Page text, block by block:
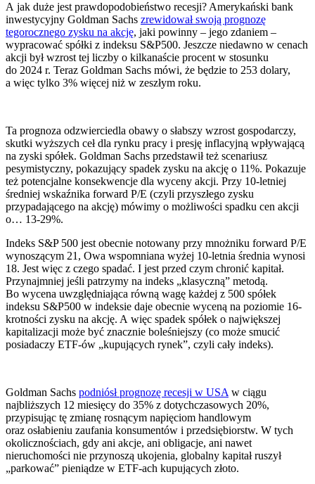
A jak duże jest prawdopodobieństwo recesji? Amerykański bank
inwestycyjny Goldman Sachs zrewidował swoją prognozę
tegorocznego zysku na akcję, jaki powinny – jego zdaniem –
wypracować spółki z indeksu S&P500. Jeszcze niedawno w cenach
akcji był wzrost tej liczby o kilkanaście procent w stosunku
do 2024 r. Teraz Goldman Sachs mówi, że będzie to 253 dolary,
a więc tylko 3% więcej niż w zeszłym roku.
Ta prognoza odzwierciedla obawy o słabszy wzrost gospodarczy,
skutki wyższych ceł dla rynku pracy i presję inflacyjną wpływającą
na zyski spółek. Goldman Sachs przedstawił też scenariusz
pesymistyczny, pokazujący spadek zysku na akcję o 11%. Pokazuje
też potencjalne konsekwencje dla wyceny akcji. Przy 10-letniej
średniej wskaźnika forward P/E (czyli przyszłego zysku
przypadającego na akcję) mówimy o możliwości spadku cen akcji
o… 13-29%.
Indeks S&P 500 jest obecnie notowany przy mnożniku forward P/E
wynoszącym 21, Owa wspomniana wyżej 10-letnia średnia wynosi
18. Jest więc z czego spadać. I jest przed czym chronić kapitał.
Przynajmniej jeśli patrzymy na indeks „klasyczną” metodą.
Bo wycena uwzględniająca równą wagę każdej z 500 spółek
indeksu S&P500 w indeksie daje obecnie wyceną na poziomie 16-
krotności zysku na akcję. A więc spadek spółek o największej
kapitalizacji może być znacznie boleśniejszy (co może smucić
posiadaczy ETF-ów „kupujących rynek”, czyli cały indeks).
Goldman Sachs podniósł prognozę recesji w USA w ciągu
najbliższych 12 miesięcy do 35% z dotychczasowych 20%,
przypisując tę zmianę rosnącym napięciom handlowym
oraz osłabieniu zaufania konsumentów i przedsiębiorstw. W tych
okolicznościach, gdy ani akcje, ani obligacje, ani nawet
nieruchomości nie przynoszą ukojenia, globalny kapitał ruszył
„parkować” pieniądze w ETF-ach kupujących złoto.